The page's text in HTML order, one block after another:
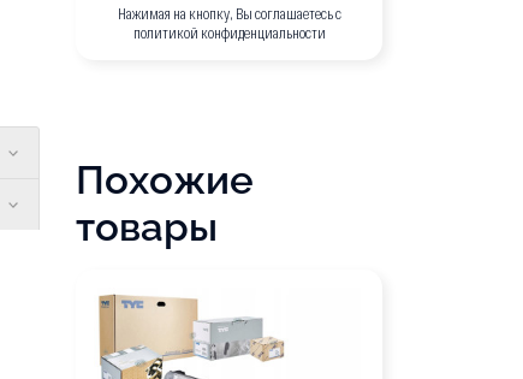
Нажимая на кнопку, Вы соглашаетесь с
политикой конфиденциальности
Похожие
товары